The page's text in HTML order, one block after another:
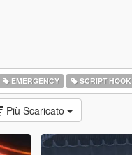
EMERGENCY SCRIPT HOOK
Più Scaricato